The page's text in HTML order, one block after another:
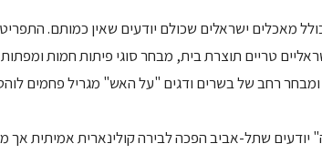
טריים תוצרת בית, מבחר סוגי פיתות חמות
רחב של בשרים ודגים "על האש" מגריל פחמים
יודעים שתל-אביב הפכה לבירה קולינארית אמיתית אך